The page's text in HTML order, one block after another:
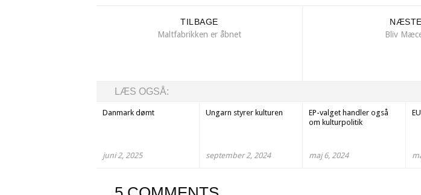
TILBAGE
Maltfabrikken er åbnet
NÆSTE
Bliv
LÆS OGSÅ:
Danmark dømt
juni 2, 2025
Ungarn styrer kulturen
september 2, 2024
EP-valget handler også
om kulturpolitik
maj 6, 2024